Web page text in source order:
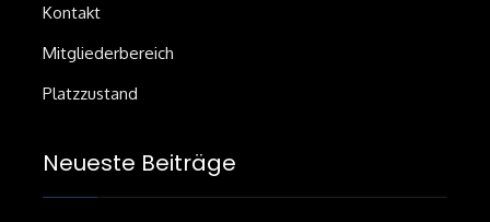
Kontakt
Mitgliederbereich
Platzzustand
Neueste Beiträge